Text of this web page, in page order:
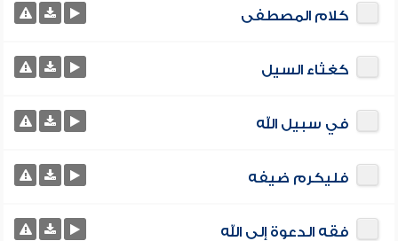
كلام المصطفى
كغثاء السيل
في سبيل الله
فليكرم ضيفه
فقه الدعوة إلى الله